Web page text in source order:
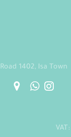
Road 1402, Isa Town